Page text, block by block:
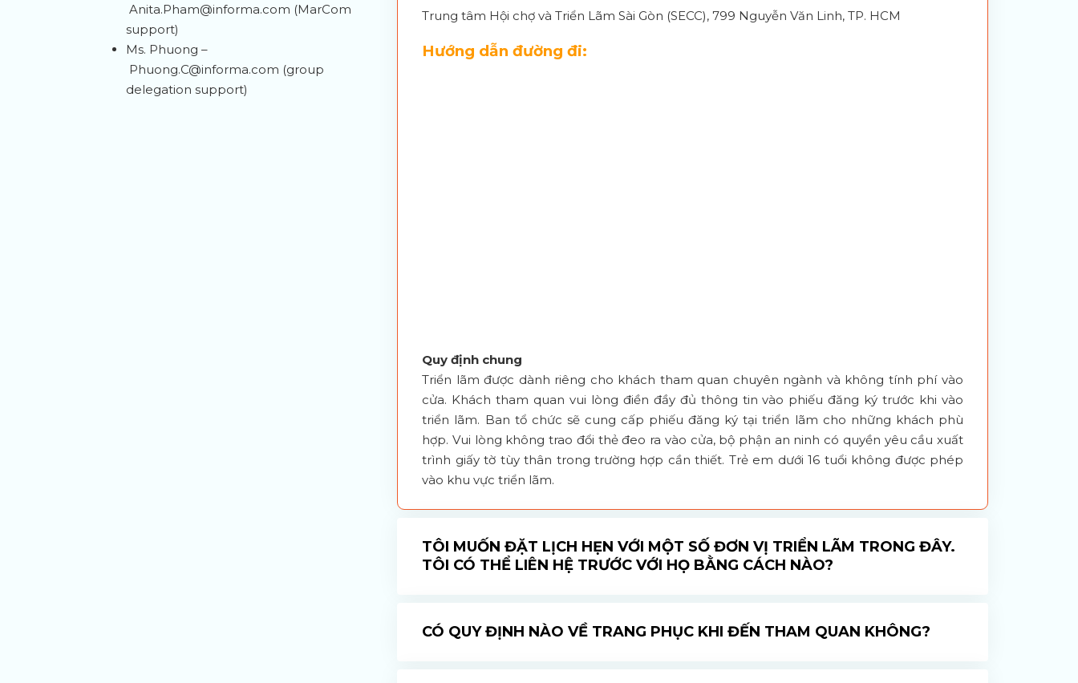
Anita.Pham@informa.com (MarCom
support)
Ms. Phuong –
Phuong.C@informa.com (group
delegation support)
Trung tâm Hội chợ và Triển Lãm Sài Gòn (SECC), 799 Nguyễn Văn Linh, TP. HCM
Hướng dẫn đường đi:
Quy định chung
Triển lãm được dành riêng cho khách tham quan chuyên ngành và không tính phí vào
cửa. Khách tham quan vui lòng điền đầy đủ thông tin vào phiếu đăng ký trước khi vào
triển lãm. Ban tổ chức sẽ cung cấp phiếu đăng ký tại triển lãm cho những khách phù
hợp. Vui lòng không trao đổi thẻ đeo ra vào cửa, bộ phận an ninh có quyền yêu cầu xuất
trình giấy tờ tùy thân trong trường hợp cần thiết. Trẻ em dưới 16 tuổi không được phép
vào khu vực triển lãm.
TÔI MUỐN ĐẶT LỊCH HẸN VỚI MỘT SỐ ĐƠN VỊ TRIỂN LÃM TRONG ĐÂY.
TÔI CÓ THỂ LIÊN HỆ TRƯỚC VỚI HỌ BẰNG CÁCH NÀO?
CÓ QUY ĐỊNH NÀO VỀ TRANG PHỤC KHI ĐẾN THAM QUAN KHÔNG?